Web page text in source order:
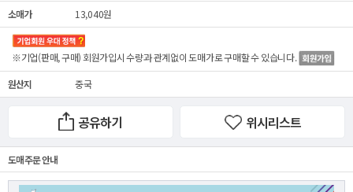
소매가 13,040원
※기업(판매, 구매) 회원가입시 수량과 관계없이도매가로 구매할 수 있습니다.
원산지 중국
공유하기 위시리스트
도매 주문 안내